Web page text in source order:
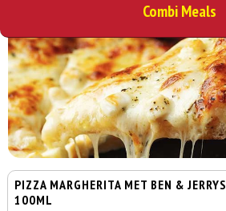
Combi Meals
PIZZA MARGHERITA MET BEN & JERRYS
100ML